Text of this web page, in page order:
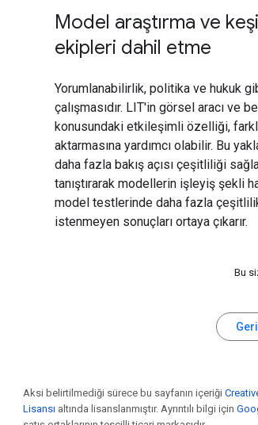
Model araştırma ve
ekipleri dahil etme
Yorumlanabilirlik, politika ve hukuk
çalışmasıdır. LIT'in görsel aracı
konusundaki etkileşimli özelliği,
aktarmasına yardımcı olabilir. Bu
daha fazla bakış açısı çeşitliliği
tanıştırarak modellerin işleyiş şekli
model testlerinde daha fazla
istenmeyen sonuçları ortaya çıkarır.
Bu
Aksi belirtilmediği sürece bu sayfanın içeriği
Lisansı altında lisanslanmıştır. Ayrıntılı bilgi için